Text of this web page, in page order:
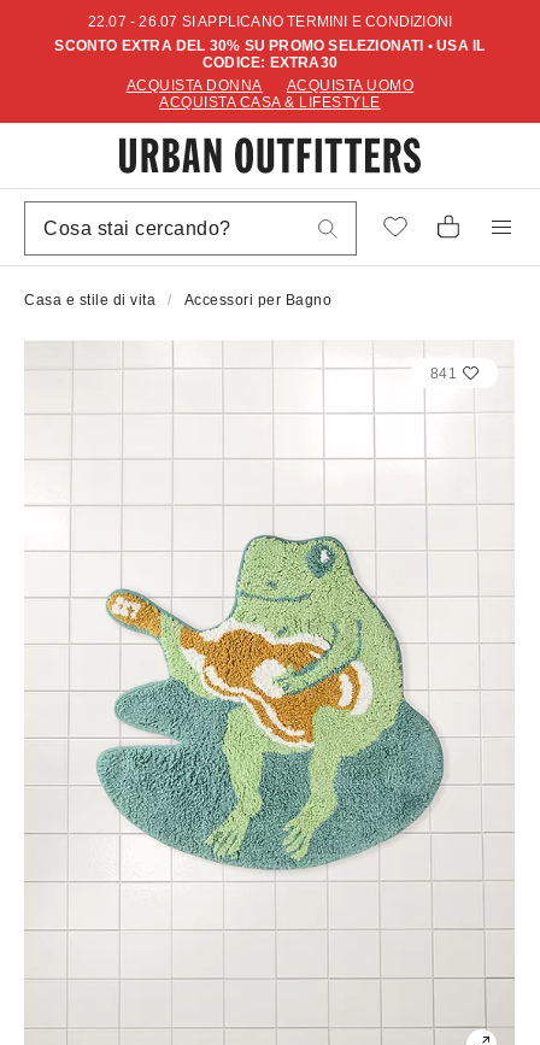
22.07 - 26.07 SI APPLICANO TERMINI E CONDIZIONI
SCONTO EXTRA DEL 30% SU PROMO SELEZIONATI • USA IL
CODICE: EXTRA30
ACQUISTA DONNA
ACQUISTA UOMO
ACQUISTA CASA & LIFESTYLE
Casa e stile di vita Accessori per Bagno
841